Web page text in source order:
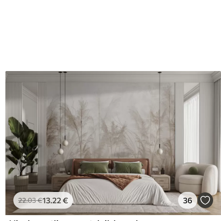
22.03€13.22 € 36